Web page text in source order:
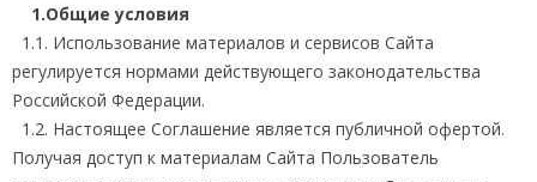
1.Общие условия
1.1. Использование материалов и сервисов Сайта
регулируется нормами действующего законодательства
Российской Федерации.
1.2. Настоящее Соглашение является публичной офертой.
Получая доступ к материалам Сайта Пользователь